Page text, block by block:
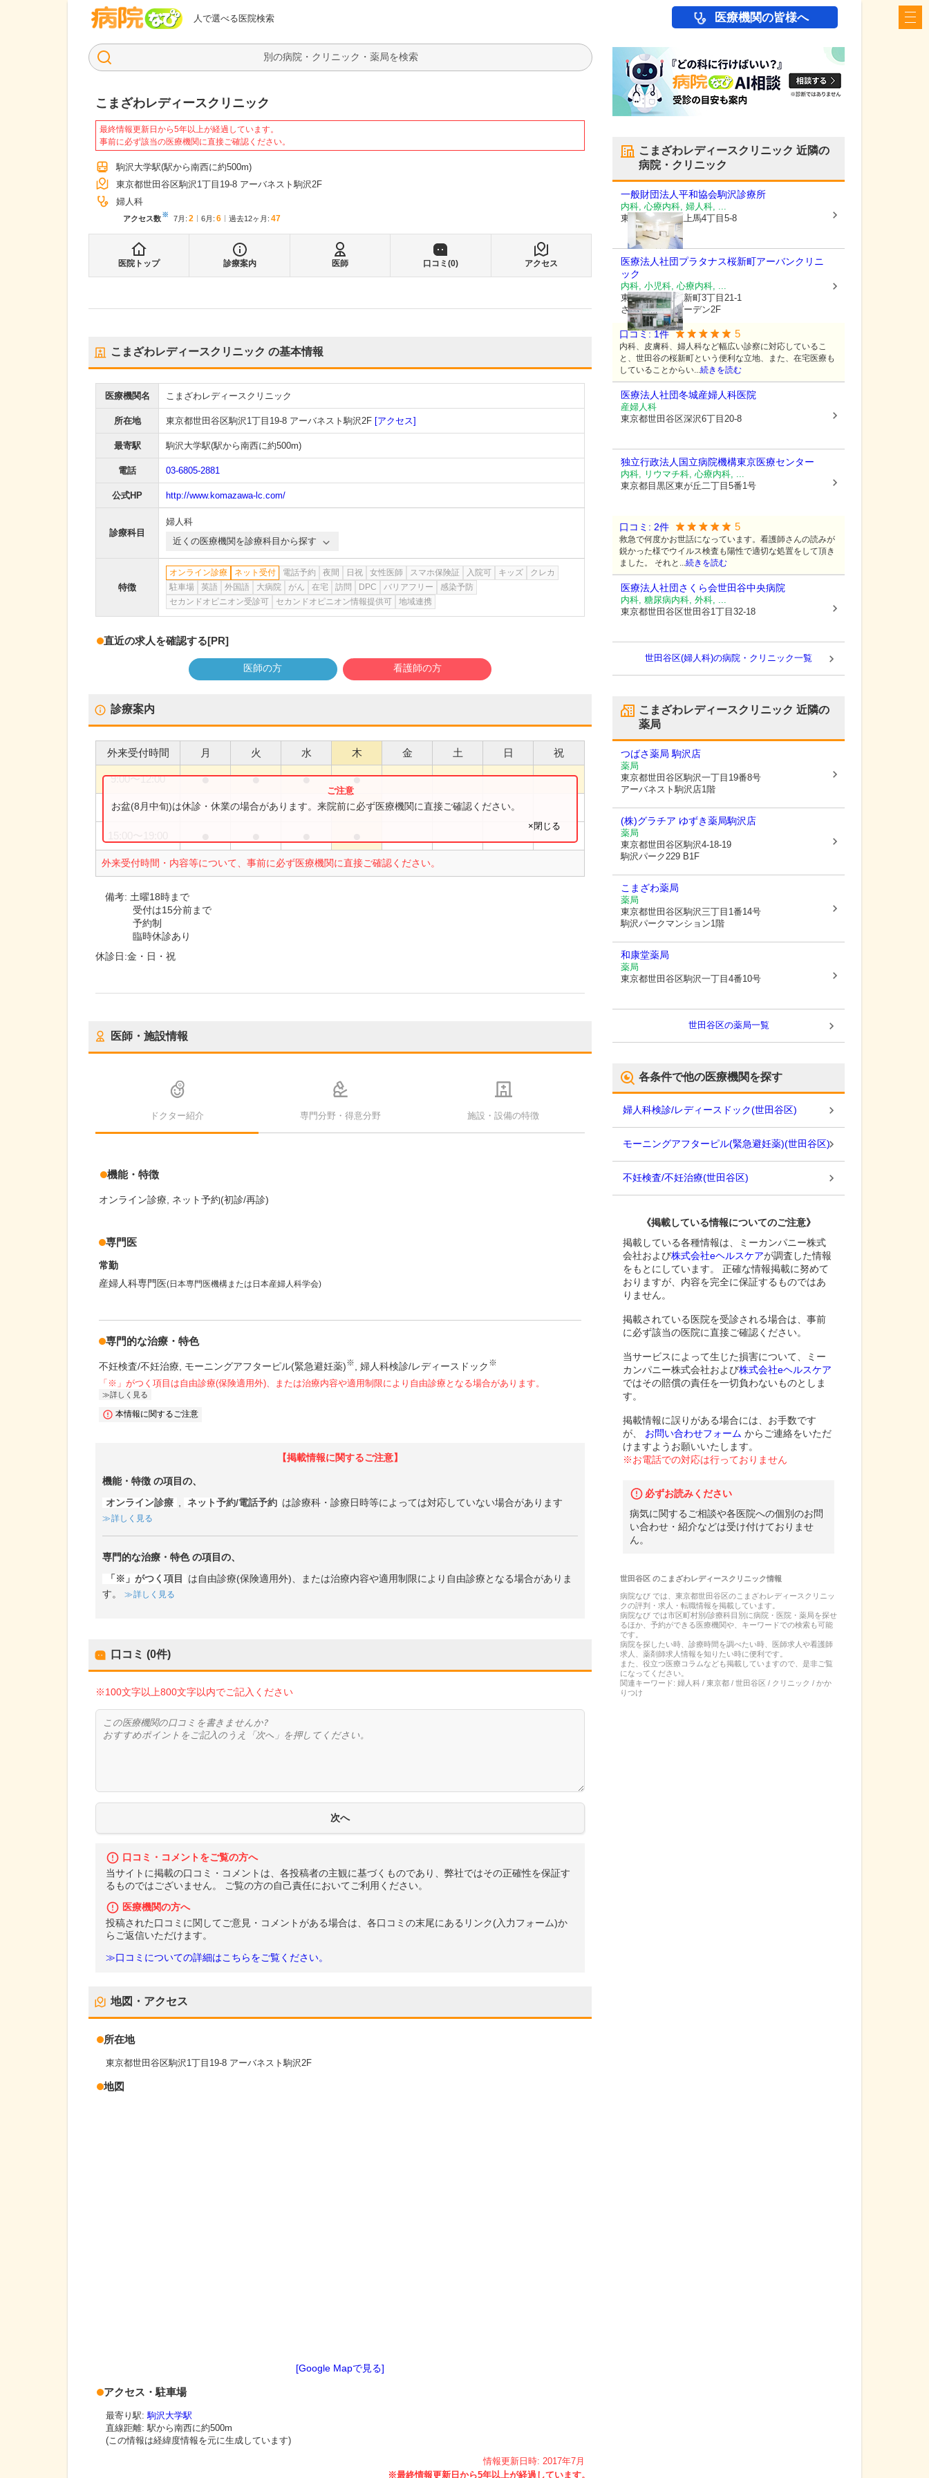
人で選べる医院検索
病院なび 医療機関の皆様へ
検索
こまざわレディースクリニック
最終情報更新日から5年以上が経過しています。
事前に必ず該当の医療機関に直接ご確認ください。
駒沢大学駅(駅から南西に約500m)
東京都世田谷区駒沢1丁目19-8 アーバネスト駒沢2F
婦人科
アクセス数※ 7月 : 2 6月 : 6 過去12ヶ月: 47
医院トップ 診療案内 医師 口コミ(0) アクセス
こまざわレディースクリニック の基本情報
医療機関名 こまざわレディースクリニック
所在地 東京都世田谷区駒沢1丁目19-8 アーバネスト駒沢2F [アクセス]
最寄駅 駒沢大学駅(駅から南西に約500m)
電話 03-6805-2881
公式HP http://www.komazawa-lc.com/
診療科目
婦人科
近くの医療機関を診療科目から探す
特徴
オンライン診療 ネット受付 電話予約 夜間 日祝 女性医師 スマホ保険証 入院可 キッズ
クレカ
駐車場
英語 外国語 大病院 がん 在宅 訪問 DPC バリアフリー
感染予防
セカンドオピニオン受診可
セカンドオピニオン情報提供可 地域連携
直近の求人を確認する[PR]
医師の方 看護師の方
診療案内
外来受付時間 月 火 水 木 金 土 日 祝
9:00〜12:00 ● ● ● ●
9:00〜18:00 ●
外来受付時間・内容等について、事前に必ず医療機関に直接ご確認ください。
お盆(8月中旬)は休診・休業の場合があります。来院前に必ず医療機関に直接ご確認ください。
×閉じる
備考: 土曜18時まで
受付は15分前まで
予約制
臨時休診あり
休診日:金・日・祝
医師・施設情報
ドクター紹介 専門分野・得意分野 施設・設備の特徴
機能・特徴
オンライン診療 ネット予約(初診/再診)
専門医
常勤
産婦人科専門医(日本専門医機構または日本産婦人科学会)
専門的な治療・特色
不妊検査/不妊治療 モーニングアフターピル(緊急避妊薬)※ 婦人科検診/レディースドック ※
「※」がつく項目は自由診療(保険適用外)、または治療内容や適用制限により自由診療となる場合があります。
詳しく見る
本情報に関するご注意
【掲載情報に関するご注意】
機能・特徴 の項目の、
オンライン診療 , ネット予約/電話予約 は診療科・診療日時等によっては対応していない場合があります
詳しく見る
専門的な治療・特色の項目の、
「※」がつく項目
は自由診療(保険適用外)、または治療内容や適用制限により自由診療となる場合がありま
す。
詳しく見る
口コミ (0件)
※100文字以上800文字以内でご記入ください
口コミ・コメントをご覧の方へ
当サイトに掲載の口コミ・コメントは、各投稿者の主観に基づくものであり、弊社ではその正確性を保証す
るものではございません。 ご覧の方の自己責任においてご利用ください。
医療機関の方へ
投稿された口コミに関してご意見・コメントがある場合は、各口コミの末尾にあるリンク(入力フォーム)か
らご返信いただけます。
≫口コミについての詳細はこちらをご覧ください。
地図・アクセス
所在地
東京都世田谷区駒沢1丁目19-8 アーバネスト駒沢2F
地図
[Google Mapで見る]
アクセス・駐車場
最寄り駅: 駒沢大学駅
直線距離: 駅から南西に約500m
(この情報は経緯度情報を元に生成しています)
情報更新日時: 2017年7月
こまざわレディースクリニック 近隣の
病院・クリニック
一般財団法人平和協会駒沢診療所
内科, 心療内科, 婦人科, ...
東京都世田谷区上馬4丁目5-8
医療法人社団プラタナス桜新町アーバンクリニ
ック
内科, 小児科, 心療内科, ...
東京都世田谷区新町3丁目21-1
さくらウェルガーデン2F
口コミ: 1件 5
内科、皮膚科、婦人科など幅広い診察に対応しているこ
と、世田谷の桜新町という便利な立地、また、在宅医療も
していることからい...続きを読む
医療法人社団冬城産婦人科医院
産婦人科
東京都世田谷区深沢6丁目20-8
独立行政法人国立病院機構東京医療センター
内科, リウマチ科, 心療内科, ...
東京都目黒区東が丘二丁目5番1号
口コミ: 2件 5
救急で何度かお世話になっています。看護師さんの読みが
鋭かった様でウイルス検査も陽性で適切な処置をして頂き
ました。 それと...続きを読む
医療法人社団さくら会世田谷中央病院
内科, 糖尿病内科, 外科, ...
東京都世田谷区世田谷1丁目32-18
世田谷区(婦人科)の病院・クリニック一覧
こまざわレディースクリニック 近隣の
薬局
つばさ薬局 駒沢店
薬局
東京都世田谷区駒沢一丁目19番8号
アーバネスト駒沢店1階
(株)グラチア ゆずき薬局駒沢店
薬局
東京都世田谷区駒沢4-18-19
駒沢パーク229 B1F
こまざわ薬局
薬局
東京都世田谷区駒沢三丁目1番14号
駒沢パークマンション1階
和康堂薬局
薬局
東京都世田谷区駒沢一丁目4番10号
世田谷区の薬局一覧
各条件で他の医療機関を探す
婦人科検診/レディースドック(世田谷区)
モーニングアフターピル(緊急避妊薬)(世田谷区)
不妊検査/不妊治療(世田谷区)
《掲載している情報についてのご注意》
掲載している各種情報は、ミーカンパニー株式
会社および株式会社eヘルスケアが調査した情報
をもとにしています。 正確な情報掲載に努めて
おりますが、内容を完全に保証するものではあ
りません。
掲載されている医院を受診される場合は、事前
に必ず該当の医院に直接ご確認ください。
当サービスによって生じた損害について、ミー
カンパニー株式会社および株式会社eヘルスケア
ではその賠償の責任を一切負わないものとしま
す。
掲載情報に誤りがある場合には、お手数です
が、
お問い合わせフォーム からご連絡をいただ
けますようお願いいたします。
※お電話での対応は行っておりません
必ずお読みください
病気に関するご相談や各医院への個別のお問
い合わせ・紹介などは受け付けておりませ
ん。
世田谷区のこまざわレディースクリニック情報
病院なび では、 東京都世田谷区のこまざわレディースクリニッ
クの評判・求人・転職情報を掲載しています。
病院なび では市区町村別/診療科目別に病院・医院・薬局を探せ
るほか、予約ができる医療機関や、キーワードでの検索も可能
です。
病院を探したい時、診療時間を調べたい時、医師求人や看護師
求人、薬剤師求人情報を知りたい時に便利です。
また、役立つ医療コラムなども掲載していますので、是非ご覧
になってください。
関連キーワード: 婦人科 / 東京都 / 世田谷区 / クリニック / かか
りつけ